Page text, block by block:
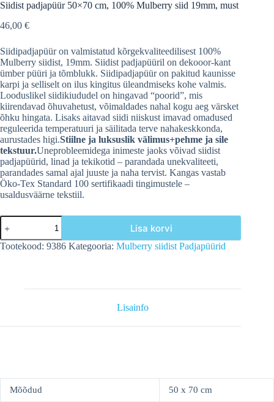
Siidist padjapüür 50×70 cm, 100% Mulberry siid 19mm, must
46,00 €
Siidipadjapüür on valmistatud kõrgekvaliteedilisest 100%
Mulberry siidist, 19mm. Siidist padjapüüril on dekooor-kant
ümber püüri ja tõmblukk. Siidipadjapüür on pakitud kaunisse
karpi ja selliselt on ilus kingitus üleandmiseks kohe valmis.
Looduslikel siidikiududel on hingavad “poorid”, mis
kiirendavad õhuvahetust, võimaldades nahal kogu aeg värsket
õhku hingata. Lisaks aitavad siidi niiskust imavad omadused
reguleerida temperatuuri ja säilitada terve nahakeskkonda,
aurustades higi.Stiilne ja luksuslik välimus+pehme ja sile
tekstuur.Uneprobleemidega inimeste jaoks võivad siidist
padjapüürid, linad ja tekikotid – parandada unekvaliteeti,
parandades samal ajal juuste ja naha tervist. Kangas vastab
Öko-Tex Standard 100 sertifikaadi tingimustele –
usaldusväärne tekstiil.
Siidist
padjapüür
50x70
cm,
Lisa korvi
Tootekood: 9386 Kategooria: Mulberry siidist Padjapüürid
Lisainfo
Mõõdud 50 x 70 cm